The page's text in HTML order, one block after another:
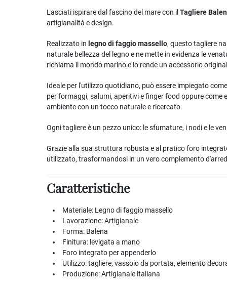
Lasciati ispirare dal fascino del mare con il Tagliere
artigianalità e design.
Realizzato in legno di faggio massello, questo tagliere
naturale bellezza del legno e ne mette in evidenza le
richiama il mondo marino e lo rende un accessorio
Ideale per l'utilizzo quotidiano, può essere impiegato
per formaggi, salumi, aperitivi e finger food oppure
ambiente con un tocco naturale e ricercato.
Ogni tagliere è un pezzo unico: le sfumature, i nodi e le
Grazie alla sua struttura robusta e al pratico foro
utilizzato, trasformandosi in un vero complemento
Caratteristiche
Materiale: Legno di faggio massello
Lavorazione: Artigianale
Forma: Balena
Finitura: levigata a mano
Foro integrato per appenderlo
Utilizzo: tagliere, vassoio da portata, elemento
Produzione: Artigianale italiana